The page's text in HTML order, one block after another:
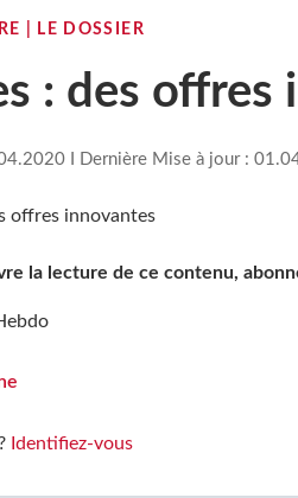
| LE DOSSIER
: des offres
I Dernière Mise à jour :
la lecture de ce contenu,
Identifiez-vous